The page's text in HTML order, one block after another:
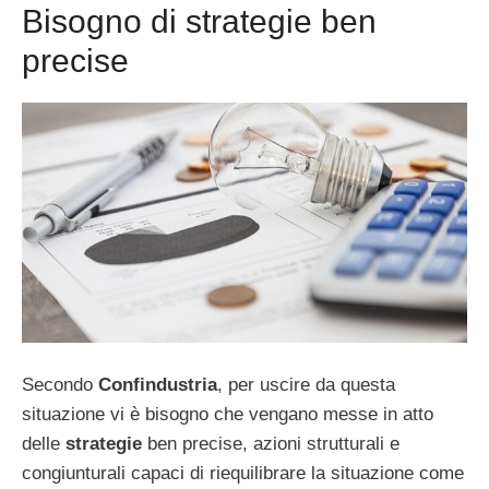
Bisogno di strategie ben
precise
Secondo Confindustria, per uscire da questa
situazione vi è bisogno che vengano messe in atto
delle strategie ben precise, azioni strutturali e
congiunturali capaci di riequilibrare la situazione come